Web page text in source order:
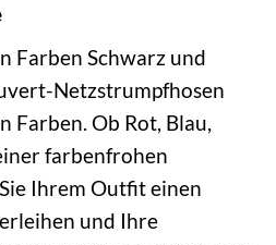
Farben Schwarz und
Netzstrumpfhosen
Farben. Ob Rot, Blau,
farbenfrohen
Ihrem Outfit einen
und Ihre